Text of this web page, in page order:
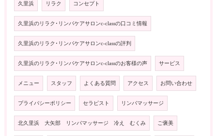
久里浜 リラク コンセプト
久里浜のリラク･リンパケアサロンc-classの口コミ情報
久里浜のリラク･リンパケアサロンc-classの評判
久里浜のリラク･リンパケアサロンc-classのお客様の声 サービス
メニュー スタッフ よくある質問 アクセス お問い合わせ
プライバシーポリシー セラピスト リンパマッサージ
北久里浜 大矢部 リンパマッサージ 冷え むくみ ご褒美